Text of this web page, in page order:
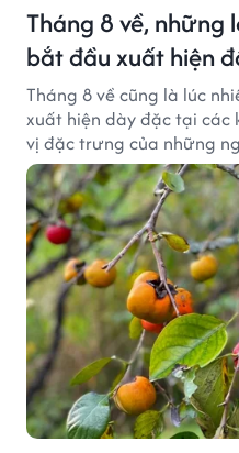
Tháng 8 về,
bắt đầu xuất hiện
Tháng 8 về cũng là lúc
xuất hiện dày đặc tại các
vị đặc trưng của những